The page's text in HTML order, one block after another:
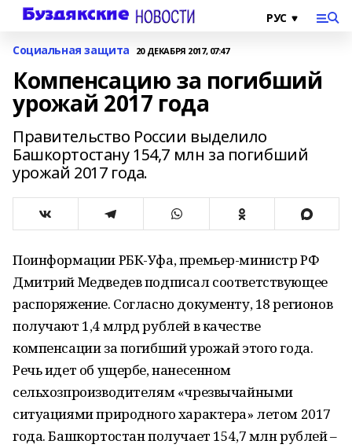
Социальная защита 20 ДЕКАБРЯ 2017, 07:47
Компенсацию за погибший
урожай 2017 года
Правительство России выделило
Башкортостану 154,7 млн за погибший
урожай 2017 года.
Поинформации РБК-Уфа, премьер-министр РФ
Дмитрий Медведев подписал соответствующее
распоряжение. Согласно документу, 18 регионов
получают 1,4 млрд рублей в качестве
компенсации за погибший урожай этого года.
Речь идет об ущербе, нанесенном
сельхозпроизводителям «чрезвычайными
ситуациями природного характера» летом 2017
года. Башкортостан получает 154,7 млн рублей –